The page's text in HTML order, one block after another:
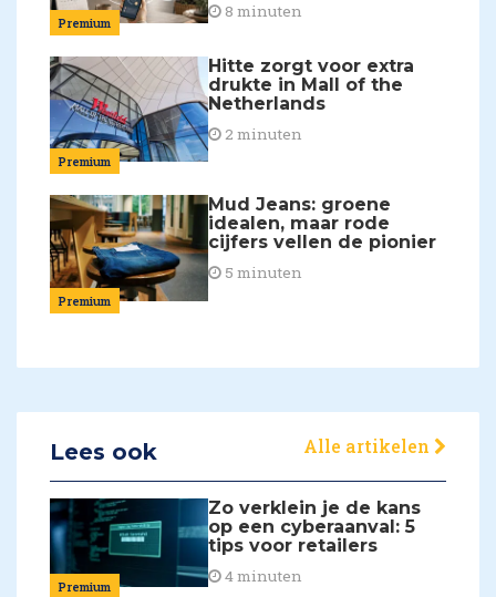
Premium
8 minuten
Premium
Hitte zorgt voor extra
drukte in Mall of the
Netherlands
2 minuten
Premium
Mud Jeans: groene
idealen, maar rode
cijfers vellen de pionier
5 minuten
Lees ook Alle artikelen
Premium
Zo verklein je de kans
op een cyberaanval: 5
tips voor retailers
4 minuten